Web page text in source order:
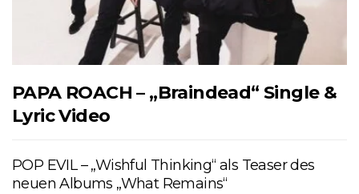
PAPA ROACH – „Braindead“ Single &
Lyric Video
POP EVIL – „Wishful Thinking“ als Teaser des
neuen Albums „What Remains“